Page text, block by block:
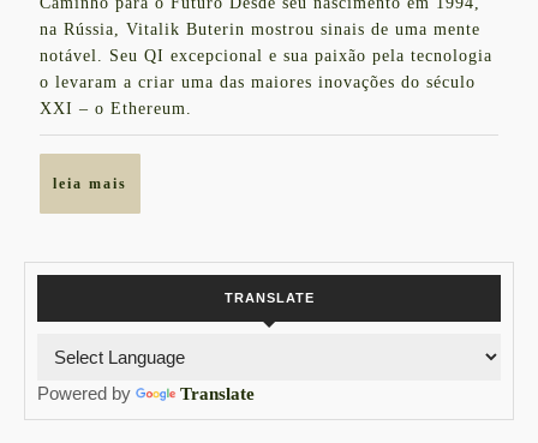
o
Gênio
da
2023
na Rússia, Vitalik Buterin mostrou sinais de uma mente
notável. Seu QI excepcional e sua paixão pela tecnologia
o levaram a criar uma das maiores inovações do século
XXI – o Ethereum.
leia mais
TRANSLATE
Powered by Translate